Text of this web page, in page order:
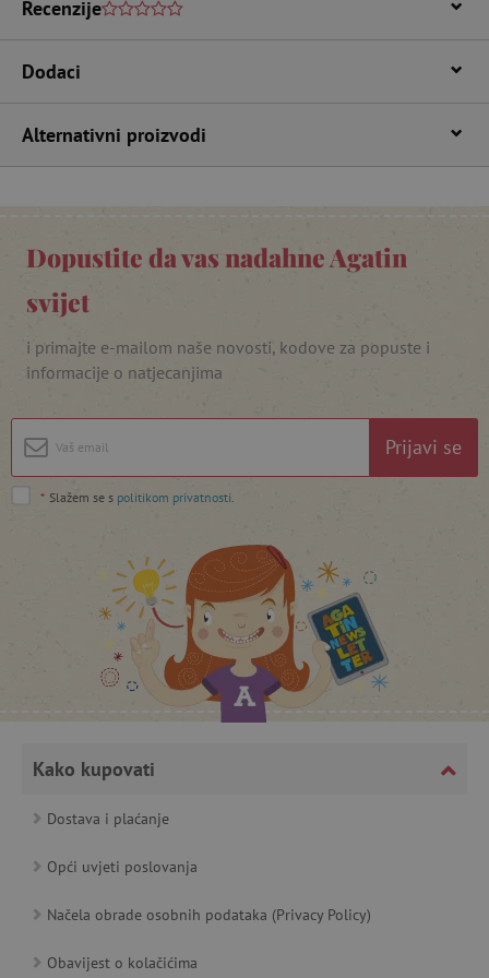
Recenzije
Dodaci
Alternativni proizvodi
Dopustite da vas nadahne Agatin
svijet
i primajte e-mailom naše novosti, kodove za popuste i
informacije o natjecanjima
Prijavi se
* Slažem se s politikom privatnosti
Kako kupovati
Dostava i plaćanje
Opći uvjeti poslovanja
Načela obrade osobnih podataka (Privacy Policy)
Obavijest o kolačićima
_lb_ccc
featureFlagCheckoutExperimentVariant www.agatinsvijet.hr
product_filter_remember www.agatinsvijet.hr
www.agatinsvijet.hr
_lb
Googleovu politiku privatnosti